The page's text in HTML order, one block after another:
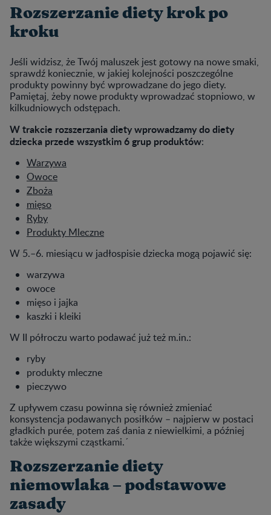
Rozszerzanie diety krok po
kroku
Jeśli widzisz, że Twój maluszek jest gotowy na nowe smaki,
sprawdź koniecznie, w jakiej kolejności poszczególne
produkty powinny być wprowadzane do jego diety.
Pamiętaj, żeby nowe produkty wprowadzać stopniowo, w
kilkudniowych odstępach.
W trakcie rozszerzania diety wprowadzamy do diety
dziecka przede wszystkim 6 grup produktów:
Warzywa
Owoce
Zboża
mięso
Ryby
Produkty Mleczne
W 5.–6. miesiącu w jadłospisie dziecka mogą pojawić się:
warzywa
owoce
mięso i jajka
kaszki i kleiki
W II półroczu warto podawać już też m.in.:
ryby
produkty mleczne
pieczywo
Z upływem czasu powinna się również zmieniać
konsystencja podawanych posiłków – najpierw w postaci
gładkich purée, potem zaś dania z niewielkimi, a później
także większymi cząstkami.´
Rozszerzanie diety
niemowlaka – podstawowe
zasady